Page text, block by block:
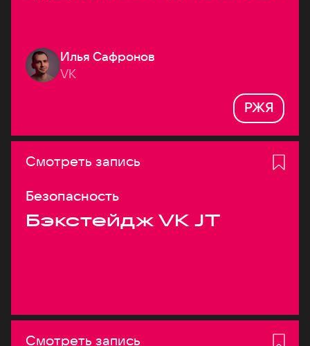
Илья Сафронов
VK
РЖЯ
Смотреть запись
Безопасность
Бэкстейдж VK JT
Смотреть запись